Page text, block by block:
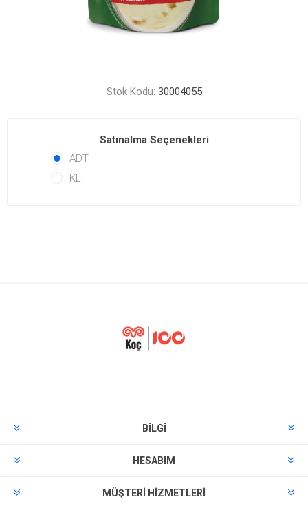
Stok Kodu: 30004055
Satınalma Seçenekleri
ADT
KL
BILGI
HESABIM
MÜŞTERI HIZMETLERI